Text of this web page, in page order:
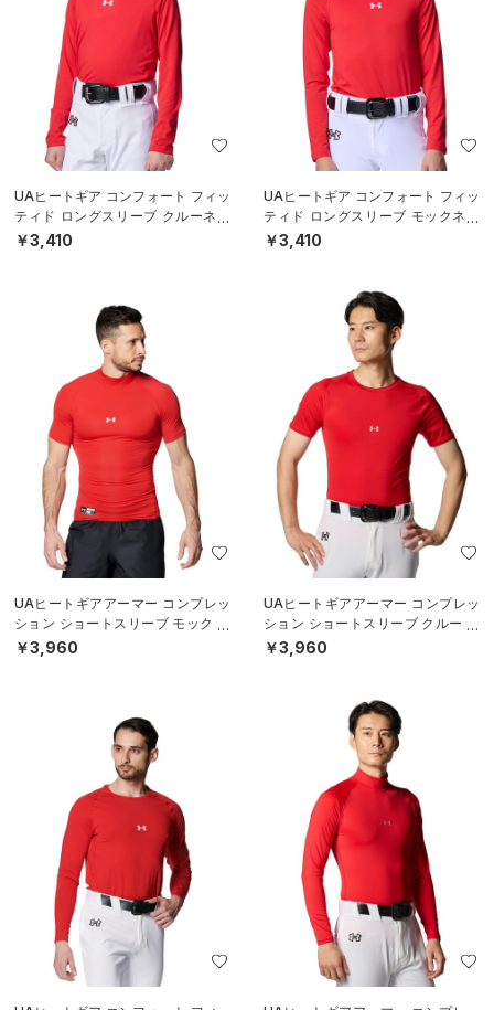
UAヒートギア コンフォート フィッ
ティド ロングスリーブ クルーネッ
ク シャツ（ベースボール/BOYS）
￥3,410
UAヒートギア コンフォート フィッ
ティド ロングスリーブ モックネッ
ク シャツ（ベースボール/BOYS）
￥3,410
UAヒートギアアーマー コンプレッ
ション ショートスリーブ モック シ
ャツ（ベースボール/MEN）
￥3,960
UAヒートギアアーマー コンプレッ
ション ショートスリーブ クルー シ
ャツ（ベースボール/MEN）
￥3,960